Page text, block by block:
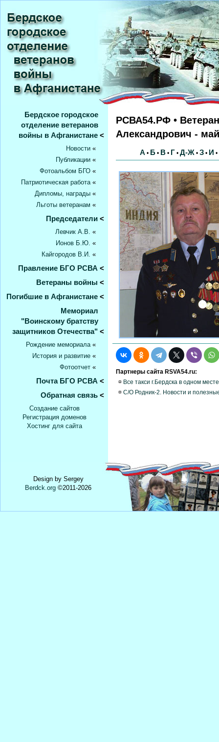
Бердское городское
отделение ветеранов
войны в Афганистане <
Новости «
Публикации «
Фотоальбом БГО «
Патриотическая работа«
Дипломы, награды «
Льготы ветеранам «
Председатели <
Левчик А.В. «
Ионов Б.Ю. «
Кайгородов В.И. «
Правление БГО РСВА <
Ветераны войны <
Погибшие в Афганистане <
Мемориал
"Воинскому братству
защитников Отечества" <
Рождение мемориала«
История и развитие «
Фотоотчет «
Почта БГО РСВА <
Обратная связь <
Создание сайтов
Регистрация доменов
Хостинг для сайта
РСВА54.РФ •
Александрович -
А • Б • В • Г • Д-Ж • З • И •
Партнеры сайта RSVA54.ru:
¤ Все такси г.Бердска в одном
¤ С/О Родник-2. Новости и
Design by Sergey
Berdck.org ©2011-2026